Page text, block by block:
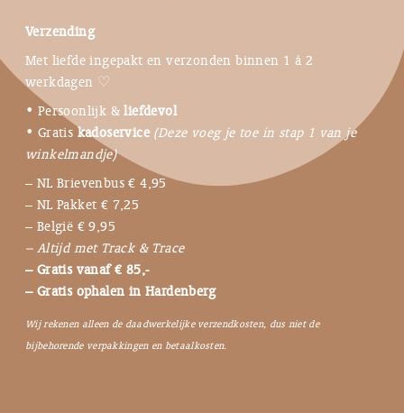
Verzending
Met liefde ingepakt en verzonden binnen 1 á 2
werkdagen ♡
• Persoonlijk &liefdevol
• Gratis kadoservice (Deze voeg je toe in stap 1 van je
winkelmandje)
– NL Brievenbus € 4,95
– NL Pakket € 7,25
– België € 9,95
– Altijd met Track & Trace
– Gratis vanaf € 85,-
– Gratis ophalen in Hardenberg
Wij rekenen alleen de daadwerkelijke verzendkosten, dus niet de
bijbehorende verpakkingen en betaalkosten.